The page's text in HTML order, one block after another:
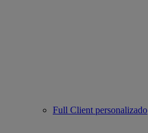
Full Client personalizado